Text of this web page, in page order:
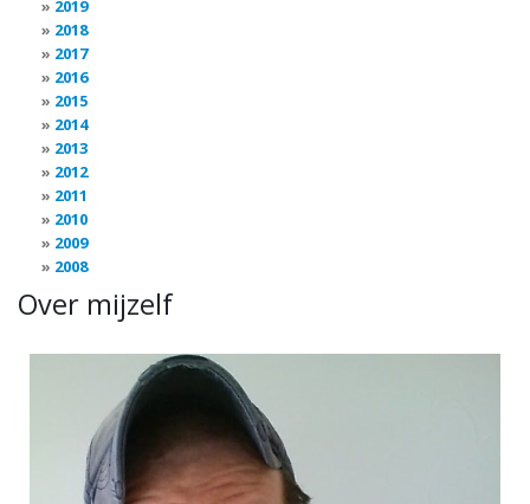
2019
2018
2017
2016
2015
2014
2013
2012
2011
2010
2009
2008
Over mijzelf